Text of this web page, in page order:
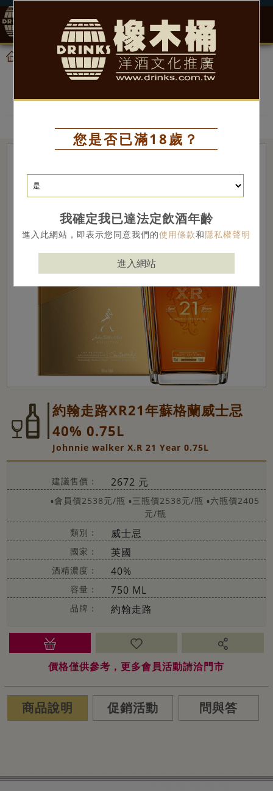
0
您是否已滿18歲？
我確定我已達法定飲酒年齡
進入此網站，即表示您同意我們的使用條款和隱私權聲明
進入網站
產品 威士忌
威士忌
約翰走路XR21年蘇格蘭威士忌
40% 0.75L
Johnnie walker X.R 21 Year 0.75L
建議售價： 2672 元
▪會員價2538元/瓶 ▪三瓶價2538元/瓶 ▪六瓶價2405
元/瓶
類別：
威士忌
國家： 英國
酒精濃度： 40%
容量： 750 ML
品牌： 約翰走路
價格僅供參考，更多會員活動請洽門市
商品說明 促銷活動 問與答